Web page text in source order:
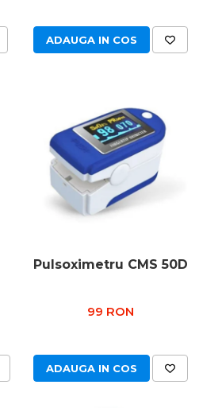
ADAUGA IN COS
Pulsoximetru CMS 50D
99 RON
ADAUGA IN COS